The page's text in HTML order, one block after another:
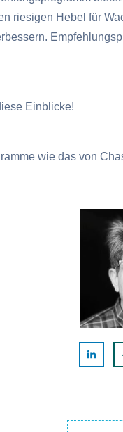
riesigen Hebel für
Einblicke!
wie das von